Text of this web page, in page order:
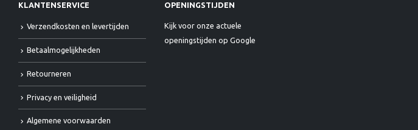
KLANTENSERVICE
Verzendkosten en levertijden
Betaalmogelijkheden
Retourneren
Privacy en veiligheid
Algemene voorwaarden
OPENINGSTIJDEN
Kijk voor onze actuele
openingstijden op Google